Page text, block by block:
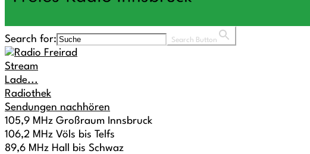
Search for: Search Button
Stream
Lade...
Radiothek
Sendungen nachhören
105,9 MHz Großraum Innsbruck
106,2 MHz Völs bis Telfs
89,6 MHz Hall bis Schwaz